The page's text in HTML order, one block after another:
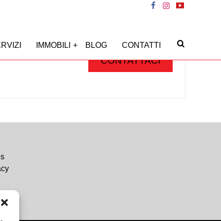
IMMOBILI BLOG CONTATTI
CONTATTACI